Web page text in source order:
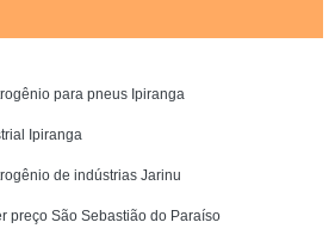
para pneus Ipiranga
Ipiranga
de indústrias Jarinu
preço São Sebastião do Paraíso